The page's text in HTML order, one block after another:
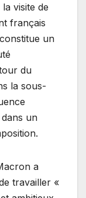
visite de
français
un
du
la sous-
un
a
travailler «